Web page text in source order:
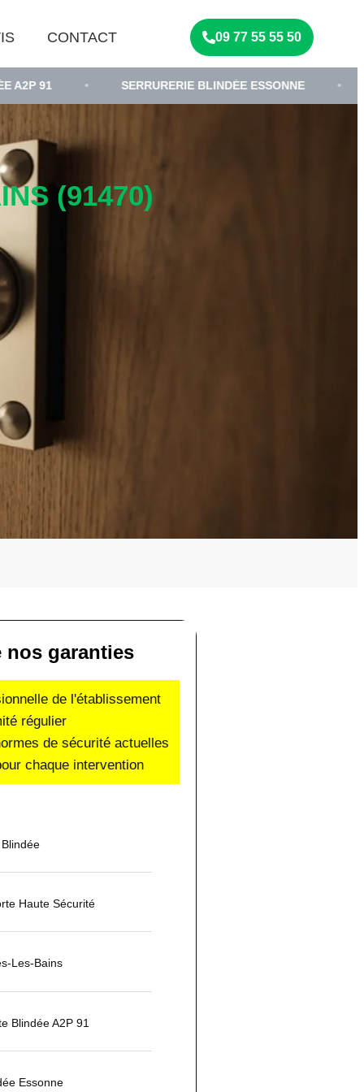
CONTACT 09 77 55 55 50
• SERRURERIE BLINDÉE ESSONNE •
(91470)
nos garanties
de l'établissement
régulier
de sécurité actuelles
chaque intervention
Haute Sécurité
Les-Bains
Blindée A2P 91
Essonne